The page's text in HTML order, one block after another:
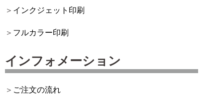
インクジェット印刷
フルカラー印刷
インフォメーション
ご注文の流れ